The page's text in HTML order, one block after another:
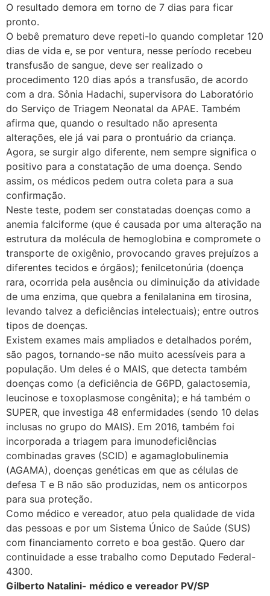
O resultado demora em torno de 7 dias para ficar
pronto.
O bebê prematuro deve repeti-lo quando completar 120
dias de vida e, se por ventura, nesse período recebeu
transfusão de sangue, deve ser realizado o
procedimento 120 dias após a transfusão, de acordo
com a dra. Sônia Hadachi, supervisora do Laboratório
do Serviço de Triagem Neonatal da APAE. Também
afirma que, quando o resultado não apresenta
alterações, ele já vai para o prontuário da criança.
Agora, se surgir algo diferente, nem sempre significa o
positivo para a constatação de uma doença. Sendo
assim, os médicos pedem outra coleta para a sua
confirmação.
Neste teste, podem ser constatadas doenças como a
anemia falciforme (que é causada por uma alteração na
estrutura da molécula de hemoglobina e compromete o
transporte de oxigênio, provocando graves prejuízos a
diferentes tecidos e órgãos); fenilcetonúria (doença
rara, ocorrida pela ausência ou diminuição da atividade
de uma enzima, que quebra a fenilalanina em tirosina,
levando talvez a deficiências intelectuais); entre outros
tipos de doenças.
Existem exames mais ampliados e detalhados porém,
são pagos, tornando-se não muito acessíveis para a
população. Um deles é o MAIS, que detecta também
doenças como (a deficiência de G6PD, galactosemia,
leucinose e toxoplasmose congênita); e há também o
SUPER, que investiga 48 enfermidades (sendo 10 delas
inclusas no grupo do MAIS). Em 2016, também foi
incorporada a triagem para imunodeficiências
combinadas graves (SCID) e agamaglobulinemia
(AGAMA), doenças genéticas em que as células de
defesa T e B não são produzidas, nem os anticorpos
para sua proteção.
Como médico e vereador, atuo pela qualidade de vida
das pessoas e por um Sistema Único de Saúde (SUS)
com financiamento correto e boa gestão. Quero dar
continuidade a esse trabalho como Deputado Federal-
4300.
Gilberto Natalini- médico e vereador PV/SP